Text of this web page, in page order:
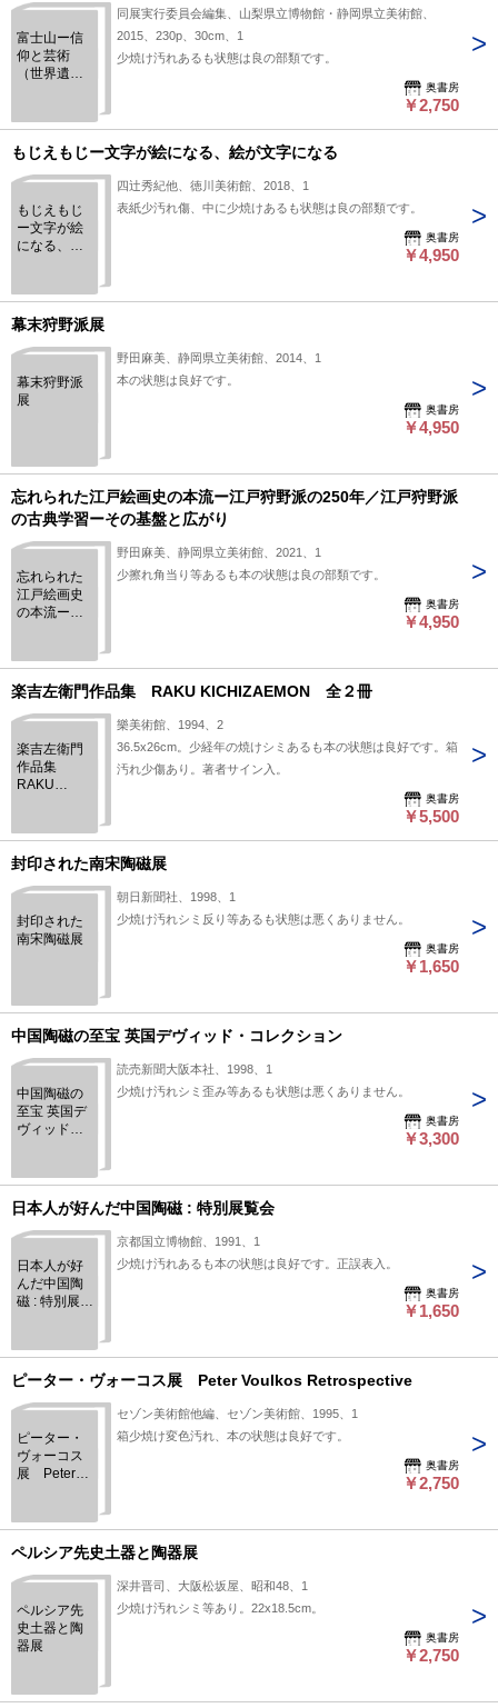
富士山ー信
仰と芸術
（世界遺産
同展実行委員会編集、山梨県立博物館・静岡県立美術館、
2015、230p、30cm、1
少焼け汚れあるも状態は良の部類です。
奥書房
￥2,750
もじえもじー文字が絵になる、絵が文字になる
もじえもじ
ー文字が絵
になる、絵
四辻秀紀他、徳川美術館、2018、1
表紙少汚れ傷、中に少焼けあるも状態は良の部類です。
奥書房
￥4,950
幕末狩野派展
幕末狩野派
展
野田麻美、静岡県立美術館、2014、1
本の状態は良好です。
奥書房
￥4,950
忘れられた江戸絵画史の本流ー江戸狩野派の250年／江戸狩野派
の古典学習ーその基盤と広がり
忘れられた
江戸絵画史
の本流ー江
狩野派の古
典学習ーそ
の基盤と広
がり
野田麻美、静岡県立美術館、2021、1
少擦れ角当り等あるも本の状態は良の部類です。
奥書房
￥4,950
楽吉左衛門作品集 RAKU KICHIZAEMON 全２冊
楽吉左衛門
作品集
RAKU
樂美術館、1994、2
36.5x26cm。少経年の焼けシミあるも本の状態は良好です。箱
汚れ少傷あり。著者サイン入。
奥書房
￥5,500
封印された南宋陶磁展
封印された
南宋陶磁展
朝日新聞社、1998、1
少焼け汚れシミ反り等あるも状態は悪くありません。
奥書房
￥1,650
中国陶磁の至宝 英国デヴィッド・コレクション
中国陶磁の
至宝 英国デ
ヴィッド・
読売新聞大阪本社、1998、1
少焼け汚れシミ歪み等あるも状態は悪くありません。
奥書房
￥3,300
日本人が好んだ中国陶磁 : 特別展覧会
日本人が好
んだ中国陶
磁 : 特別展覧
京都国立博物館、1991、1
少焼け汚れあるも本の状態は良好です。正誤表入。
奥書房
￥1,650
ピーター・ヴォーコス展 Peter Voulkos Retrospective
ピーター・
ヴォーコス
展 Peter
セゾン美術館他編、セゾン美術館、1995、1
箱少焼け変色汚れ、本の状態は良好です。
奥書房
￥2,750
ペルシア先史土器と陶器展
ペルシア先
史土器と陶
器展
深井晋司、大阪松坂屋、昭和48、1
少焼け汚れシミ等あり。22x18.5cm。
奥書房
￥2,750